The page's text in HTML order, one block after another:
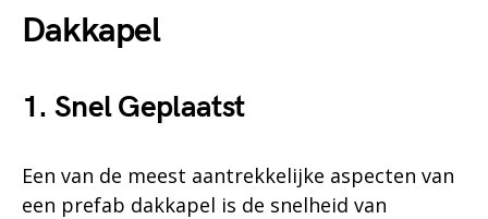
Dakkapel
1. Snel Geplaatst
Een van de meest aantrekkelijke aspecten van
een prefab dakkapel is de snelheid van